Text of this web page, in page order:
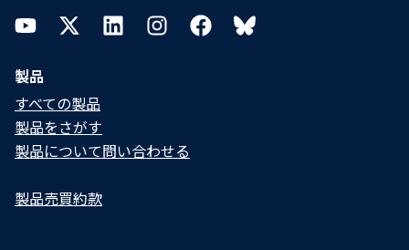
YouTubeTwitterLinkedInInstagramFacebookBluesky
製品
すべての製品
製品をさがす
製品について問い合わせる​
製品売買約款